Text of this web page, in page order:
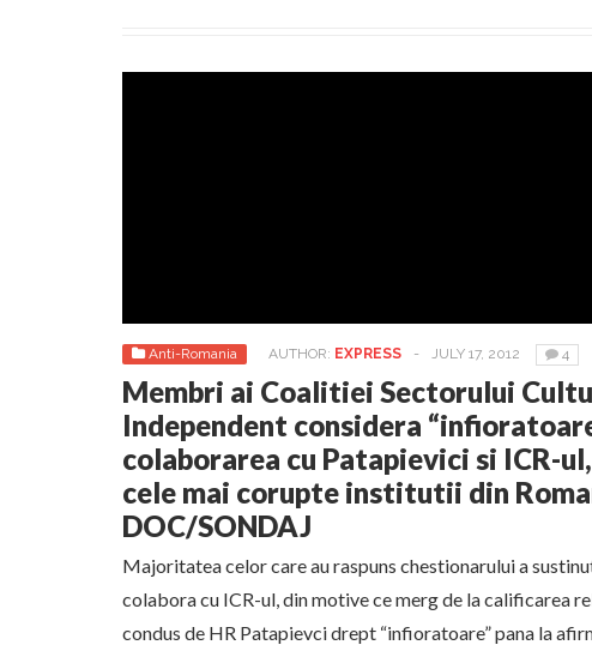
Anti-Romania AUTHOR: EXPRESS - JULY 17, 2012 4
Membri ai Coalitiei Sectorului
Independent considera
colaborarea cu Patapievici si ICR-
cele mai corupte institutii din
DOC/SONDAJ
Majoritatea celor care au raspuns chestionarului a
colabora cu ICR-ul, din motive ce merg de la calificarea
condus de HR Patapievci drept “infioratoare” pana la